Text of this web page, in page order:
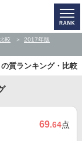
較
2017年版
質ランキング・比較
69.64点